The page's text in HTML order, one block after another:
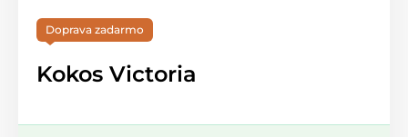
Doprava zadarmo
Kokos Victoria